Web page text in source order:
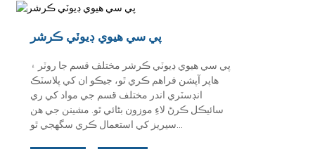
پي سي هيوي ڊيوٽي ڪرشر
پي سي هيوي ڊيوٽي ڪرشر مختلف قسم جا روٽر ۽
هاپر آپشن فراهم ڪري ٿو، جيڪو ان کي پلاسٽڪ
انڊسٽري اندر مختلف قسم جي مواد کي ري
سائيڪل ڪرڻ لاءِ موزون بڻائي ٿو. مشينن جي هن